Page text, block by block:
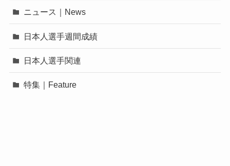
ニュース｜News
日本人選手週間成績
日本人選手関連
特集｜Feature